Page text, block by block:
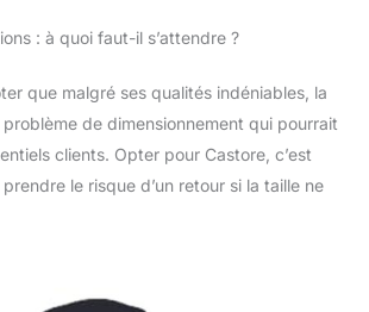
: à quoi faut-il s’attendre ?
que malgré ses qualités indéniables, la
problème de dimensionnement qui pourrait
clients. Opter pour Castore, c’est
le risque d’un retour si la taille ne